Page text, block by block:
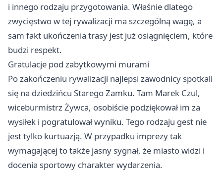
i innego rodzaju przygotowania. Właśnie dlatego
zwycięstwo w tej rywalizacji ma szczególną wagę, a
sam fakt ukończenia trasy jest już osiągnięciem, które
budzi respekt.
Gratulacje pod zabytkowymi murami
Po zakończeniu rywalizacji najlepsi zawodnicy spotkali
się na dziedzińcu Starego Zamku. Tam Marek Czul,
wiceburmistrz Żywca, osobiście podziękował im za
wysiłek i pogratulował wyniku. Tego rodzaju gest nie
jest tylko kurtuazją. W przypadku imprezy tak
wymagającej to także jasny sygnał, że miasto widzi i
docenia sportowy charakter wydarzenia.